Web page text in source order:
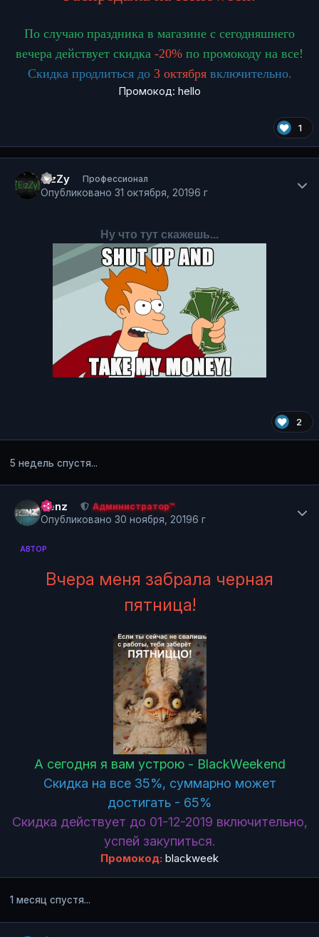
По случаю праздника в магазине с сегодняшнего
вечера действует скидка -20% по промокоду на все!
Скидка продлиться до 3 октябрявключительно.
Промокод: hello
1
EizZy Профессионал
Опубликовано 31 октября, 20196 г
Ну что тут скажешь...
2
5 недель спустя...
Renz Администратор™
Опубликовано 30 ноября, 20196 г
АВТОР
Вчера меня забрала черная
пятница!
А сегодня я вам устрою - BlackWeekend
Скидка на все 35%, суммарно может
достигать - 65%
Скидка действует до 01-12-2019 включительно,
успей закупиться.
Промокод: blackweek
1 месяц спустя...